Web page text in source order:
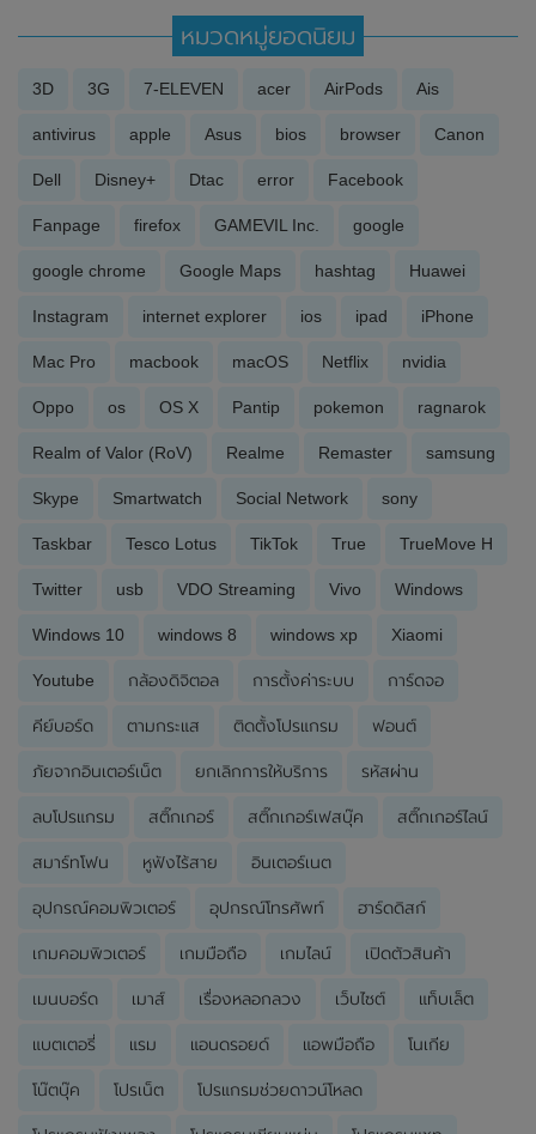
หมวดหมู่ยอดนิยม
3D 3G 7-ELEVEN acer AirPods Ais
antivirus apple Asus bios browser Canon
Dell Disney+ Dtac error Facebook
Fanpage firefox GAMEVIL Inc. google
google chrome Google Maps hashtag Huawei
Instagram internet explorer ios ipad iPhone
Mac Pro macbook macOS Netflix nvidia
Oppo os OS X Pantip pokemon ragnarok
Realm of Valor (RoV) Realme Remaster samsung
Skype Smartwatch Social Network sony
Taskbar Tesco Lotus TikTok True TrueMove H
Twitter usb VDO Streaming Vivo Windows
Windows 10 windows 8 windows xp Xiaomi
Youtube กล้องดิจิตอล การตั้งค่าระบบ การ์ดจอ
คีย์บอร์ด ตามกระแส ติดตั้งโปรแกรม ฟอนต์
ภัยจากอินเตอร์เน็ต ยกเลิกการให้บริการ รหัสผ่าน
ลบโปรแกรม สติ๊กเกอร์ สติ๊กเกอร์เฟสบุ๊ค สติ๊กเกอร์ไลน์
สมาร์ทโฟน หูฟังไร้สาย อินเตอร์เนต
อุปกรณ์คอมพิวเตอร์ อุปกรณ์โทรศัพท์ ฮาร์ดดิสก์
เกมคอมพิวเตอร์ เกมมือถือ เกมไลน์ เปิดตัวสินค้า
เมนบอร์ด เมาส์ เรื่องหลอกลวง เว็บไซต์ แท็บเล็ต
แบตเตอรี่ แรม แอนดรอยด์ แอพมือถือ โนเกีย
โน๊ตบุ๊ค โปรเน็ต โปรแกรมช่วยดาวน์โหลด